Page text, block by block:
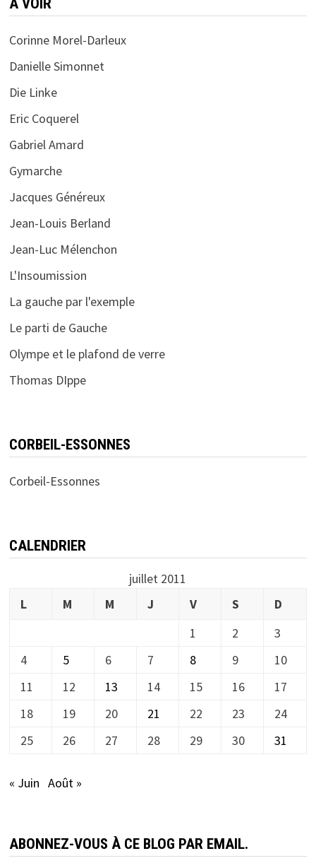
A VOIR
Corinne Morel-Darleux
Danielle Simonnet
Die Linke
Eric Coquerel
Gabriel Amard
Gymarche
Jacques Généreux
Jean-Louis Berland
Jean-Luc Mélenchon
L'Insoumission
La gauche par l'exemple
Le parti de Gauche
Olympe et le plafond de verre
Thomas DIppe
CORBEIL-ESSONNES
Corbeil-Essonnes
CALENDRIER
juillet 2011
L
M M J V S
D
1
2
3
4
5 6 7 8 9
10
11
12 13 14 15 16
17
18
19 20 21 22 23
24
25
26 27 28 29 30 31
« Juin Août »
ABONNEZ-VOUS À CE BLOG PAR EMAIL.